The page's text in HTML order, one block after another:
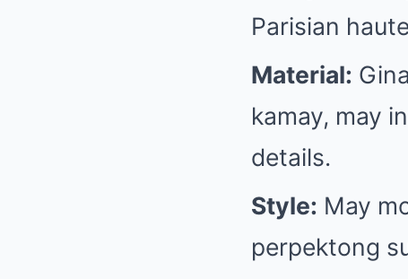
Parisian
Material:
kamay, may
details.
Style: May
perpektong